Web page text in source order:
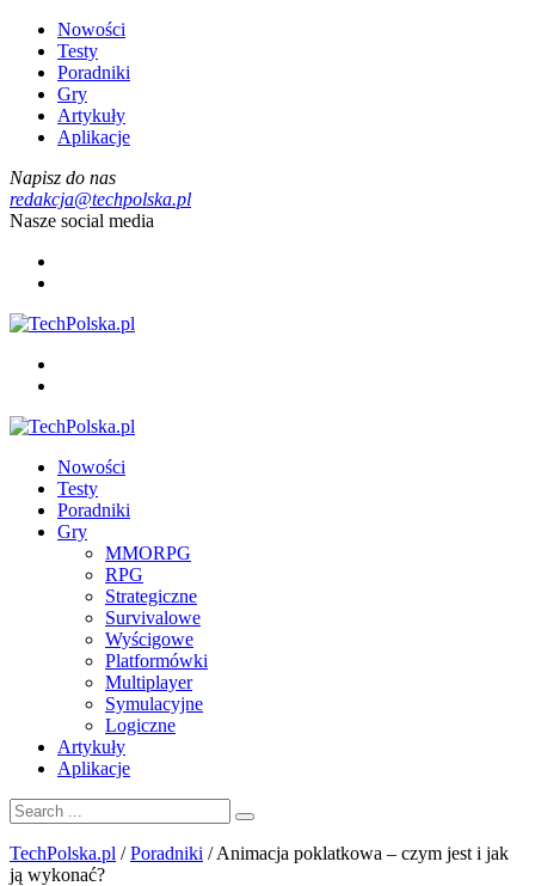
Nowości
Testy
Poradniki
Gry
Artykuły
Aplikacje
Napisz do nas
redakcja@techpolska.pl
Nasze social media
Nowości
Testy
Poradniki
Gry
MMORPG
RPG
Strategiczne
Survivalowe
Wyścigowe
Platformówki
Multiplayer
Symulacyjne
Logiczne
Artykuły
Aplikacje
TechPolska.pl /Poradniki /Animacja poklatkowa – czym jest i jak
ją wykonać?